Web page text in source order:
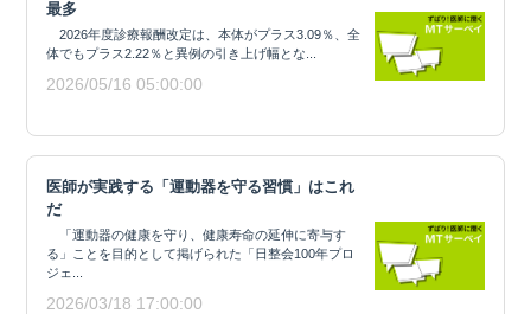
最多
2026年度診療報酬改定は、本体がプラス3.09％、全
体でもプラス2.22％と異例の引き上げ幅とな...
2026/05/16 05:00:00
医師が実践する「運動器を守る習慣」はこれ
だ
「運動器の健康を守り、健康寿命の延伸に寄与す
る」ことを目的として掲げられた「日整会100年プロ
ジェ...
2026/03/18 17:00:00